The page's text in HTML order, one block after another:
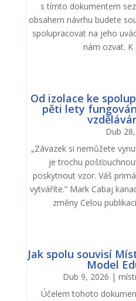
s tímto dokumentem
obsahem návrhu budete
spolupracovat na jeho
nám ozvat. K
Od izolace ke
pěti lety
Dub
„Závazek si nemůžete
je trochu
poskytnout vzor. Váš
vytváříte.“ Mark Cabaj
změny Celou
Jak spolu souvisí
Model
Dub 9, 2026 |
Účelem tohoto